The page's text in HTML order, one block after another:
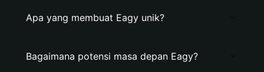
Apa yang membuat Eagy unik?
Bagaimana potensi masa depan Eagy?